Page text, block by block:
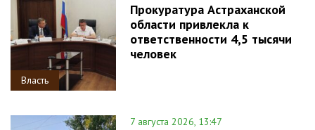
Власть
Прокуратура Астраханской
области привлекла к
ответственности 4,5 тысячи
человек
7 августа 2026, 13:47